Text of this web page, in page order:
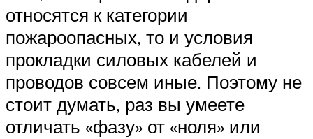
относятся к категории
пожароопасных, то и условия
прокладки силовых кабелей и
проводов совсем иные. Поэтому не
стоит думать, раз вы умеете
отличать «фазу» от «ноля» или